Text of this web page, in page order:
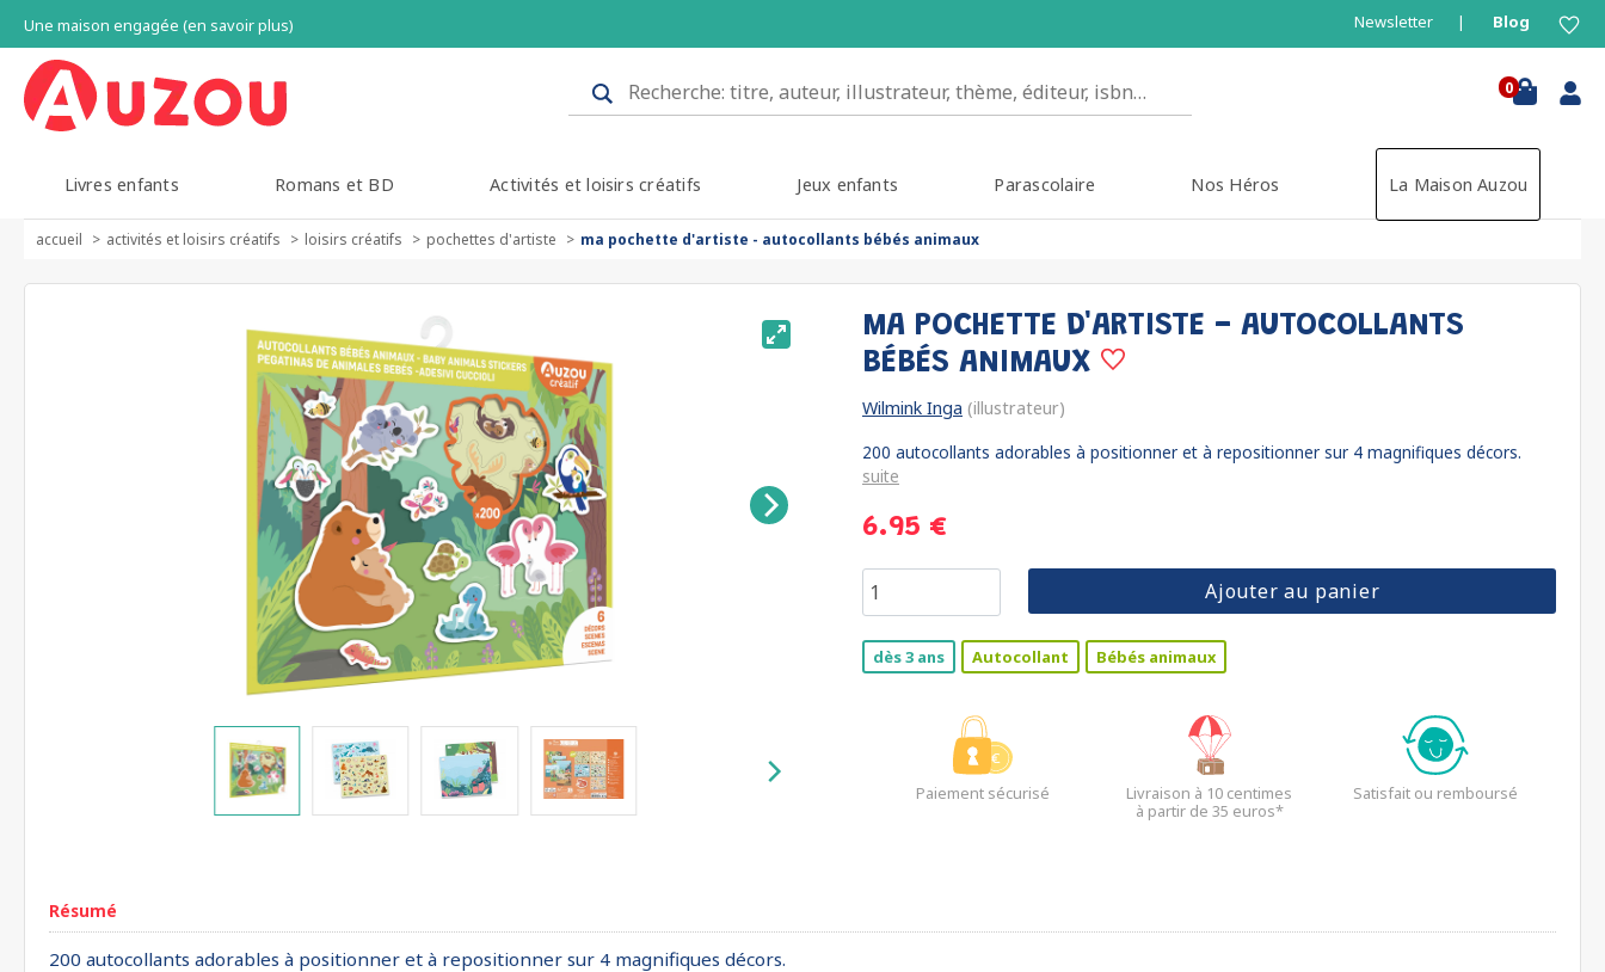
Une maison engagée (en savoir plus) Newsletter Blog
0
Livres enfants Romans et BD Activités et loisirs créatifs Jeux enfants Parascolaire Nos Héros La Maison Auzou
accueil activités et loisirs créatifs loisirs créatifs pochettes d'artiste ma pochette d'artiste - autocollants bébés animaux
MA POCHETTE D'ARTISTE - AUTOCOLLANTS
BÉBÉS ANIMAUX
Wilmink Inga (illustrateur)
200 autocollants adorables à positionner et à repositionner sur 4 magnifiques décors.
suite
6.95 €
Ajouter au panier
dès 3 ans Autocollant Bébés animaux
Paiement sécurisé
Livraison à 10 centimes
à partir de 35 euros*
Satisfait ou remboursé
Résumé
200 autocollants adorables à positionner et à repositionner sur 4 magnifiques décors.